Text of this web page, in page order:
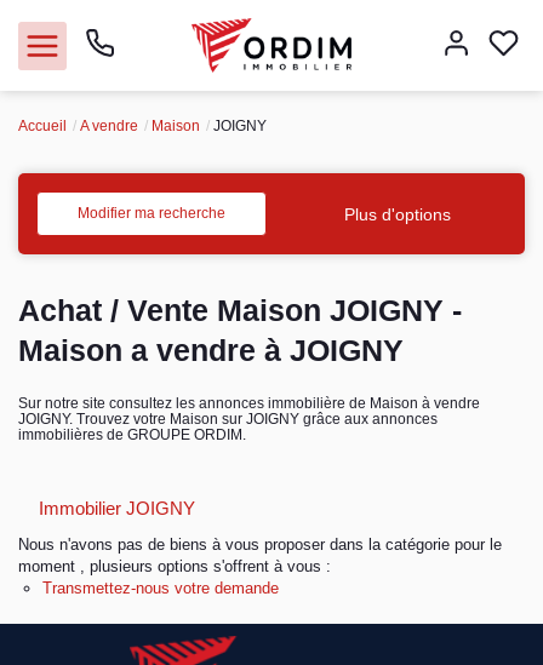
Acheter
Vendre
Immobilier pro
Syndic
Espace client
Accueil A vendre Maison JOIGNY
Modifier ma recherche Plus d'options
Achat / Vente Maison JOIGNY -
Maison a vendre à JOIGNY
Sur notre site consultez les annonces immobilière de Maison à vendre
JOIGNY. Trouvez votre Maison sur JOIGNY grâce aux annonces
immobilières de GROUPE ORDIM.
Immobilier JOIGNY
Nous n'avons pas de biens à vous proposer dans la catégorie pour le
moment , plusieurs options s'offrent à vous :
Transmettez-nous votre demande